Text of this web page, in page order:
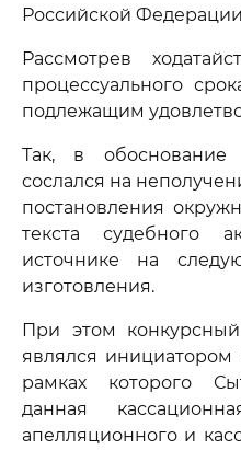
Российской Федерации
Рассмотрев
процессуального
подлежащим
Так, в обоснование
сослался на
постановления
текста судебного
источнике на
изготовления.
При этом
являлся инициатором
рамках которого
данная
апелляционного и